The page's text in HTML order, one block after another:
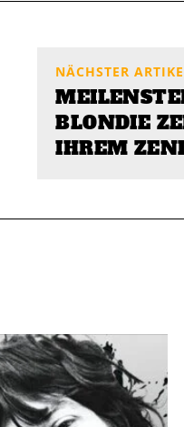
NÄCHSTER
BLONDIE
IHREM